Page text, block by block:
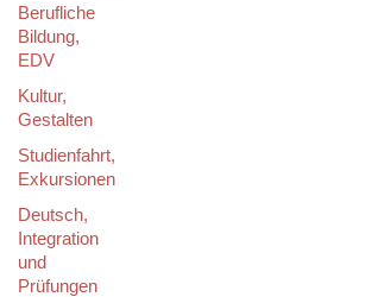
Berufliche
Bildung,
EDV
Kultur,
Gestalten
Studienfahrt,
Exkursionen
Deutsch,
Integration
und
Prüfungen